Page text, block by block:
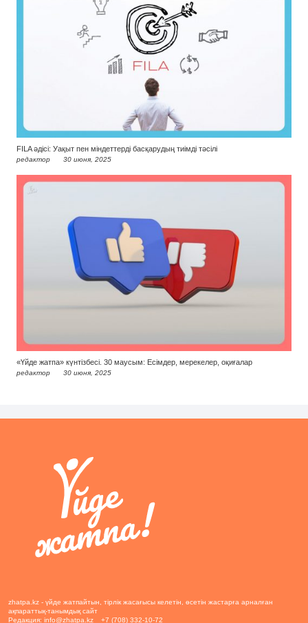
FILA әдісі: Уақыт пен міндеттерді басқарудың тиімді тәсілі
редактор 30 июня, 2025
«Үйде жатпа» күнтізбесі. 30 маусым: Есімдер, мерекелер, оқиғалар
редактор 30 июня, 2025
zhatpa.kz - үйде жатпайтын, тірлік жасағысы келетін, өсетін жастарға арналған
ақпараттық-танымдық сайт
Редакция: info@zhatpa.kz +7 (708) 332-10-72